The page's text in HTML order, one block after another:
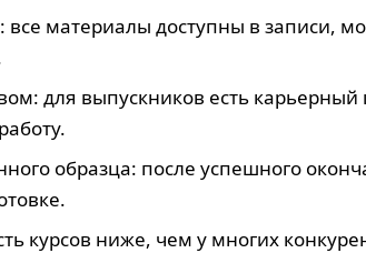
материалы доступны в записи,
для выпускников есть
образца: после успешного
курсов ниже, чем у многих